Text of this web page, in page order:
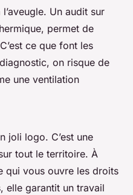
Un audit sur
permet de
ce que font les
on risque de
une ventilation
joli logo. C’est une
tout le territoire. À
qui vous ouvre les droits
elle garantit un travail